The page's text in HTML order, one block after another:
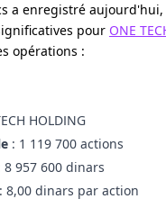
a enregistré
pour ONE
opérations :
HOLDING
: 1 119 700 actions
8 957 600 dinars
: 8,00 dinars par action